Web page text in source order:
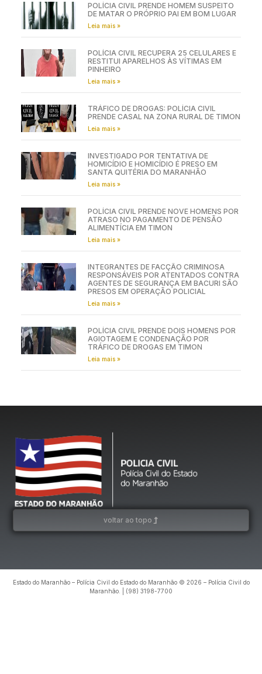
POLÍCIA CIVIL PRENDE HOMEM SUSPEITO
DE MATAR O PRÓPRIO PAI EM BOM LUGAR
Leia mais »
POLÍCIA CIVIL RECUPERA 25 CELULARES E
RESTITUI APARELHOS ÀS VÍTIMAS EM
PINHEIRO
Leia mais »
TRÁFICO DE DROGAS: POLÍCIA CIVIL
PRENDE CASAL NA ZONA RURAL DE TIMON
Leia mais »
INVESTIGADO POR TENTATIVA DE
HOMICÍDIO E HOMICÍDIO É PRESO EM
SANTA QUITÉRIA DO MARANHÃO
Leia mais »
POLÍCIA CIVIL PRENDE NOVE HOMENS POR
ATRASO NO PAGAMENTO DE PENSÃO
ALIMENTÍCIA EM TIMON
Leia mais »
INTEGRANTES DE FACÇÃO CRIMINOSA
RESPONSÁVEIS POR ATENTADOS CONTRA
AGENTES DE SEGURANÇA EM BACURI SÃO
PRESOS EM OPERAÇÃO POLICIAL
Leia mais »
POLÍCIA CIVIL PRENDE DOIS HOMENS POR
AGIOTAGEM E CONDENAÇÃO POR
TRÁFICO DE DROGAS EM TIMON
Leia mais »
voltar ao topo
Estado do Maranhão – Polícia Civil do Estado do Maranhão © 2026 – Polícia Civil do
Maranhão. | (98) 3198-7700